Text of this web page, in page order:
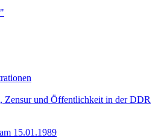
Zensur und Öffentlichkeit in der DDR
15.01.1989